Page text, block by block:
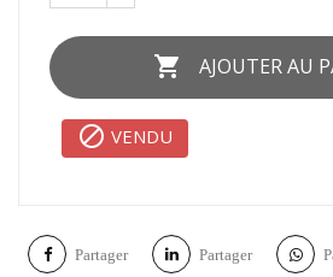
 AJOUTER AU
 VENDU
Partager Partager